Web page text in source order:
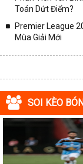
Toán Dứt Điểm?
Premier League
Mùa Giải Mới
SOI KÈO